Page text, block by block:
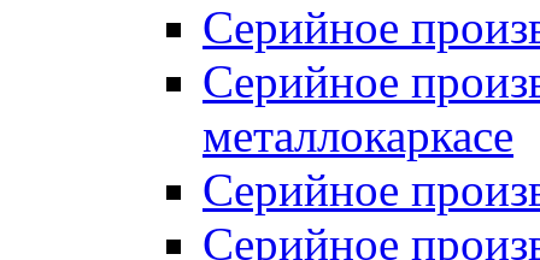
Серийное
Серийное
металлокаркасе
Серийное
Серийное